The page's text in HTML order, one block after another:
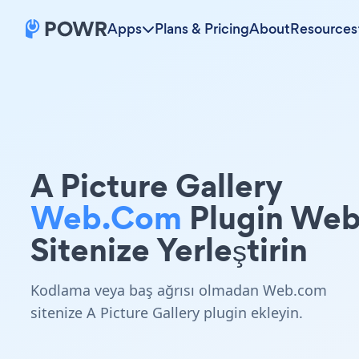
Apps Plans & PricingAboutResources
A Picture Gallery
Web.com Plugin
Sitenize Yerleştirin
Kodlama veya baş ağrısı olmadan Web.com
sitenize A Picture Gallery plugin ekleyin.